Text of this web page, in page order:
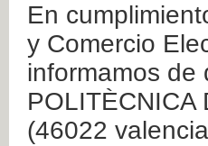
En
y Comercio
informamos de
POLITÈCNICA
(46022